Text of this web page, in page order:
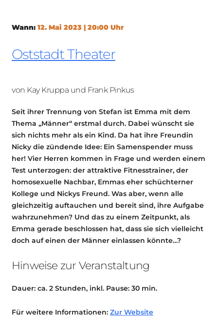
Wann: 12. Mai 2023 | 20:00 Uhr
Oststadt Theater
von Kay Kruppa und Frank Pinkus
Seit ihrer Trennung von Stefan ist Emma mit dem
Thema „Männer“ erstmal durch. Dabei wünscht sie
sich nichts mehr als ein Kind. Da hat ihre Freundin
Nicky die zündende Idee: Ein Samenspender muss
her! Vier Herren kommen in Frage und werden einem
Test unterzogen: der attraktive Fitnesstrainer, der
homosexuelle Nachbar, Emmas eher schüchterner
Kollege und Nickys Freund. Was aber, wenn alle
gleichzeitig auftauchen und bereit sind, ihre Aufgabe
wahrzunehmen? Und das zu einem Zeitpunkt, als
Emma gerade beschlossen hat, dass sie sich vielleicht
doch auf einen der Männer einlassen könnte…?
Hinweise zur Veranstaltung
Dauer: ca. 2 Stunden, inkl. Pause: 30 min.
Für weitere Informationen: Zur Website